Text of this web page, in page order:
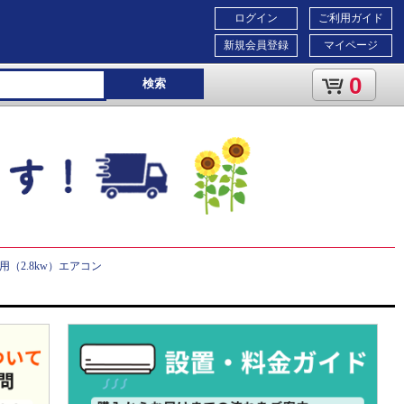
ご利用ガイド
マイページ
ログイン
新規会員登録
検索 0
（2.8kw）エアコン